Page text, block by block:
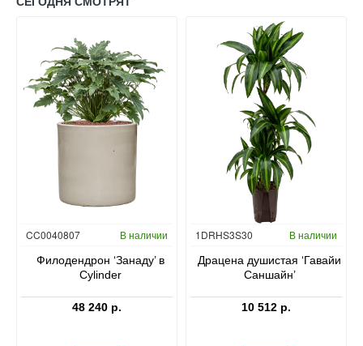
CC0040807 В наличии
Филодендрон ‘Занаду’ в
Cylinder
48 240 р.
Гидропоника
1DRHS3S30 В наличии
Драцена душистая ‘Гавайи
Саншайн’
10 512 р.